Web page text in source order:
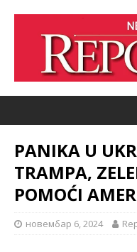
PANIKA U
TRAMPA,
POMOĆI
новембар 6, 2024